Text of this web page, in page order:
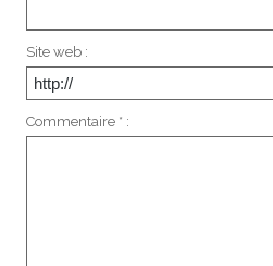
Site web :
Commentaire * :